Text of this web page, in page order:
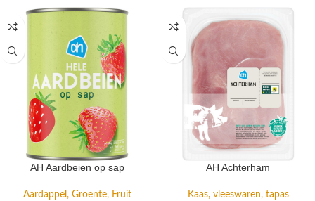
AH Aardbeien op sap
Aardappel, Groente, Fruit
AH Achterham
Kaas, vleeswaren, tapas